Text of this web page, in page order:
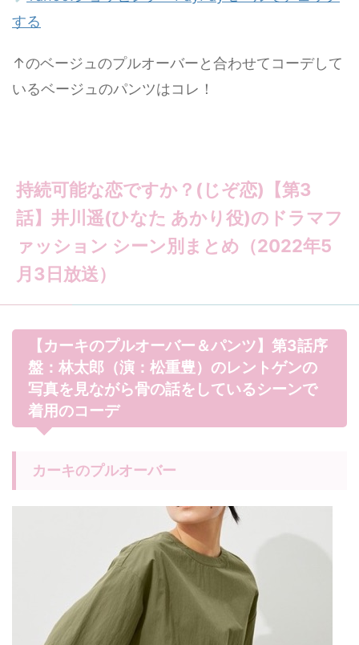
する
↑のベージュのプルオーバーと合わせてコーデして
いるベージュのパンツはコレ！
持続可能な恋ですか？(じぞ恋)【第3
話】井川遥(ひなた あかり役)のドラマフ
ァッション シーン別まとめ（2022年5
月3日放送）
【カーキのプルオーバー＆パンツ】第3話序
盤：林太郎（演：松重豊）のレントゲンの
写真を見ながら骨の話をしているシーンで
着用のコーデ
カーキのプルオーバー